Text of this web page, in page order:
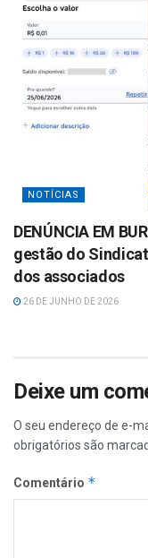
NOTÍCIAS
DENÚNCIA EM
gestão do
dos associados
26 DE JUNHO DE 2026
Deixe um
O seu endereço de e-
obrigatórios são
Comentário *